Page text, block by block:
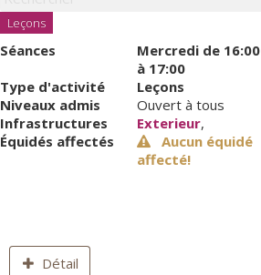
0 Panier
Leçons
Séances Mercredi de 16:00
à 17:00
Type d'activité
Leçons
Niveaux admis
Ouvert à tous
Infrastructures
Exterieur,
Équidés affectés
Aucun équidé
affecté!
Détail